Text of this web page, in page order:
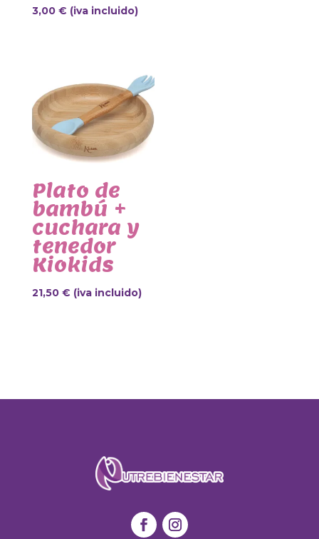
3,00 € (iva incluido)
Plato de
bambú +
cuchara y
tenedor
Kiokids
21,50 € (iva incluido)